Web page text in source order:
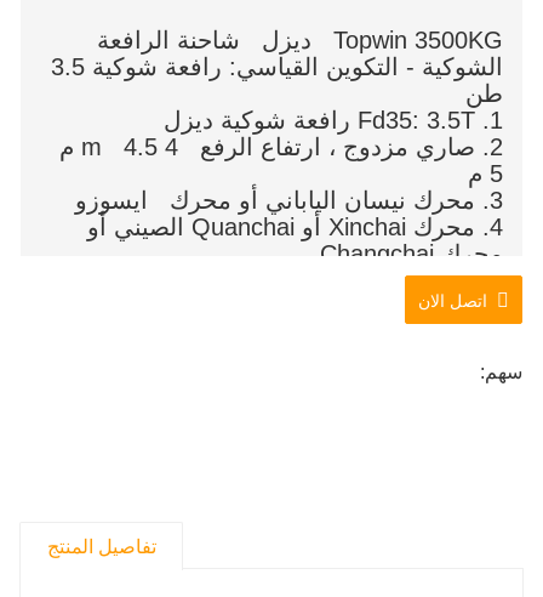
Topwin 3500KG ديزل
شاحنة الرافعة
الشوكية - التكوين القياسي: رافعة شوكية 3.5
طن
1. Fd35: 3.5T رافعة شوكية ديزل
2. صاري مزدوج ، ارتفاع الرفع
m 4.5
م
5 م
3. محرك نيسان الياباني أو محرك ايسوزو
4. محرك Xinchai أو Quanchai الصيني أو
محرك Changchai
5. ناقل الحركة الهيدروليكي
6. الاطارات الهوائية اتصل الان
سهم:
تفاصيل المنتج